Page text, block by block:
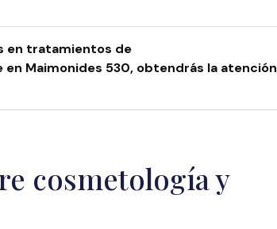
en tratamientos de
en Maimonides 530, obtendrás la atención
cosmetología y